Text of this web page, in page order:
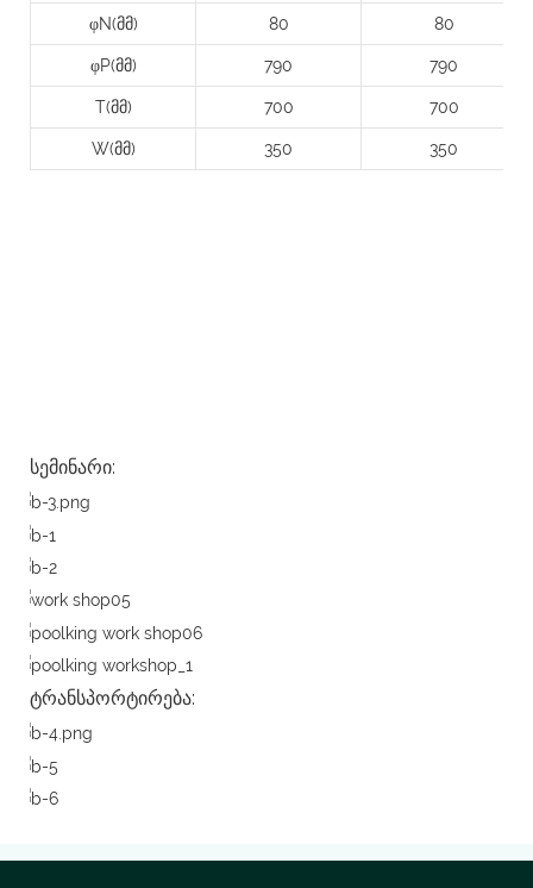
φN(მმ) 80 80
φP(მმ) 790 790
T(მმ) 700 700
W(მმ) 350 350
სემინარი:
ტრანსპორტირება: